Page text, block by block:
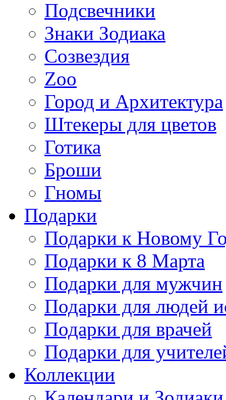
Подсвечники
Знаки Зодиака
Созвездия
Zoo
Город и Архитектура
Штекеры для цветов
Готика
Броши
Гномы
Подарки
Подарки к Новому
Подарки к 8 Марта
Подарки для мужчин
Подарки для людей
Подарки для врачей
Подарки для
Коллекции